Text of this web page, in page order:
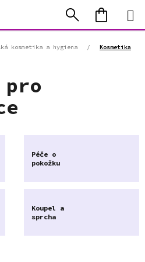
Hledat
KOŠÍK
kosmetika a hygiena /
Kosmetika
pro
Péče o
pokožku
Koupel a
sprcha